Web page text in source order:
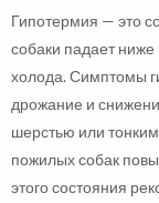
Гипотермия — это
собаки падает ниже
холода. Симптомы
дрожание и
шерстью или
пожилых собак
этого состояния